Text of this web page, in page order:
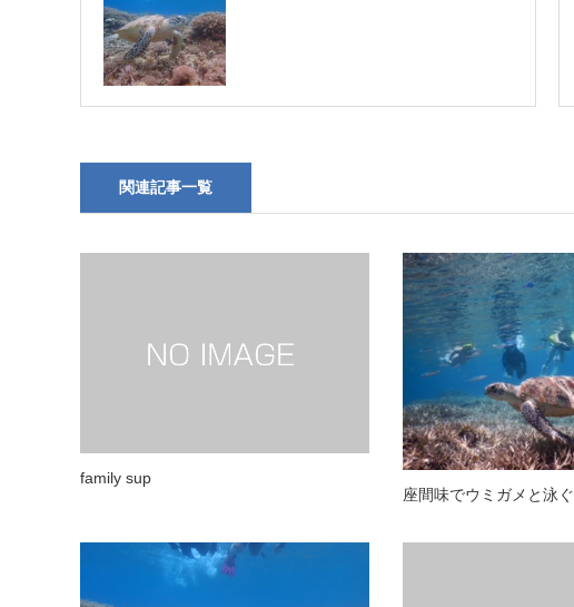
関連記事一覧
family sup
座間味でウミガメと泳ぐ